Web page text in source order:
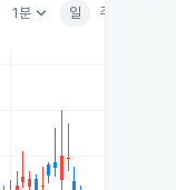
1분keyboard_arrow_down 일 주